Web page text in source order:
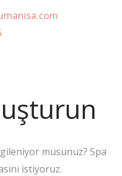
musunuz? Spa
istiyoruz.